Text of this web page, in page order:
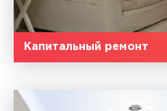
Капитальный ремонт